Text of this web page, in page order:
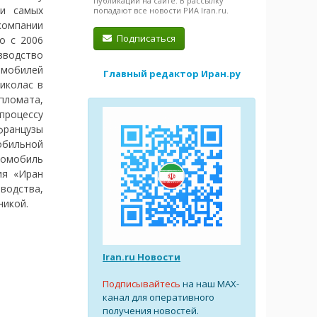
самых
с 2006
в
«Иран
попадают все новости РИА Iran.ru.
Подписаться
Главный редактор Иран.ру
Iran.ru Новости
Подписывайтесь на наш MAX-
канал для оперативного
получения новостей.